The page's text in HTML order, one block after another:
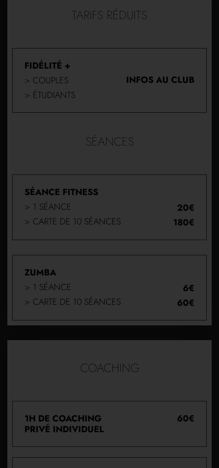
TARIFS RÉDUITS
FIDÉLITÉ +
> COUPLES
> ÉTUDIANTS
INFOS AU CLUB
SÉANCES
SÉANCE FITNESS
> 1 SÉANCE
> CARTE DE 10 SÉANCES
20€
180€
ZUMBA
> 1 SÉANCE
> CARTE DE 10 SÉANCES
6€
60€
COACHING
1H DE COACHING
PRIVÉ INDIVIDUEL
60€